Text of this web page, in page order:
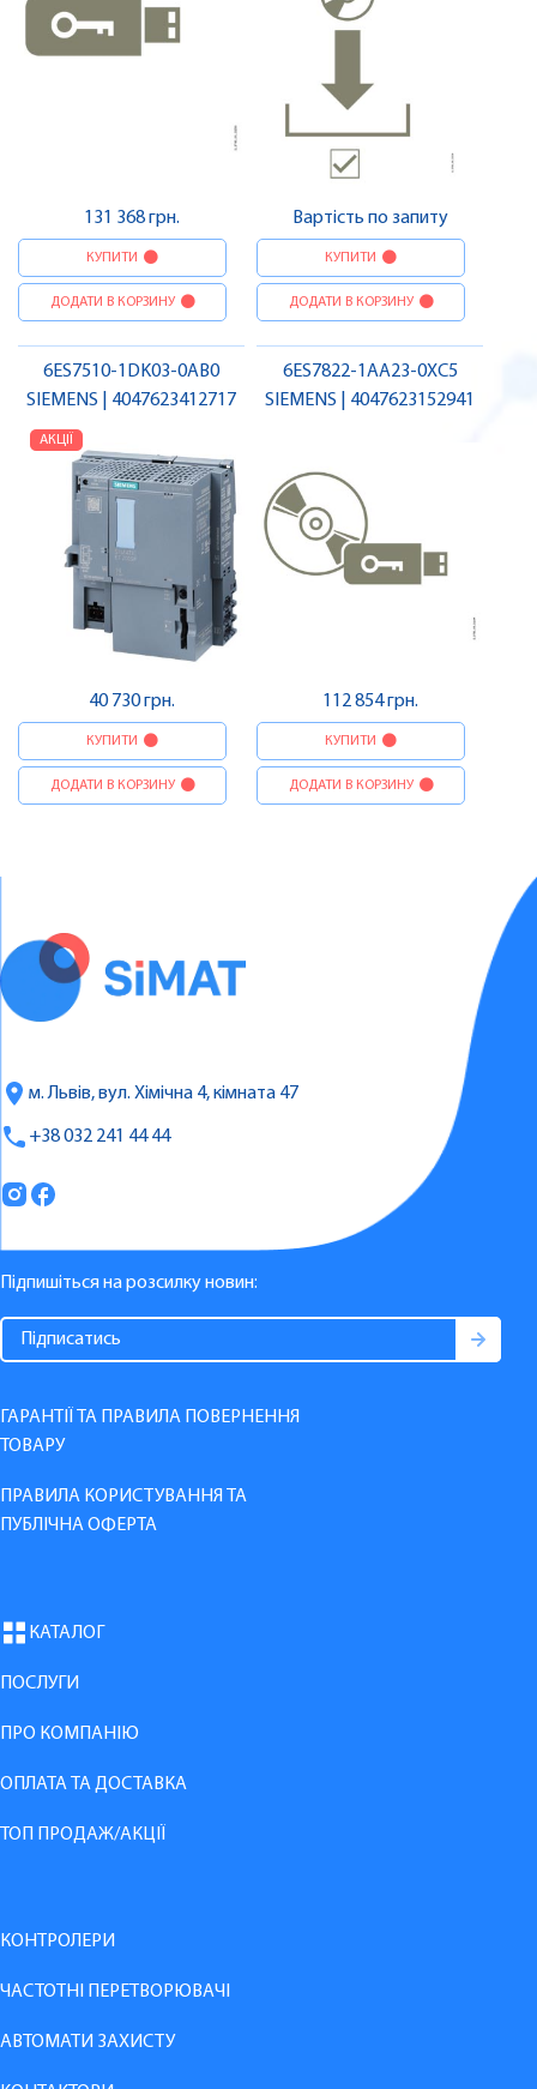
131 368 грн.
КУПИТИ
ДОДАТИ В КОРЗИНУ
Вартість по запиту
КУПИТИ
ДОДАТИ В КОРЗИНУ
6ES7510-1DK03-0AB0
SIEMENS | 4047623412717
АКЦІЇ
40 730 грн.
КУПИТИ
ДОДАТИ В КОРЗИНУ
6ES7822-1AA23-0XC5
SIEMENS | 4047623152941
112 854 грн.
КУПИТИ
ДОДАТИ В КОРЗИНУ
м. Львів, вул. Хімічна 4, кімната 47
+38 032 241 44 44
Підпишіться на розсилку новин:
ГАРАНТІЇ ТА ПРАВИЛА ПОВЕРНЕННЯ
ТОВАРУ
ПРАВИЛА КОРИСТУВАННЯ ТА
ПУБЛІЧНА ОФЕРТА
КАТАЛОГ
ПОСЛУГИ
ПРО КОМПАНІЮ
ОПЛАТА ТА ДОСТАВКА
ТОП ПРОДАЖ/АКЦІЇ
КОНТРОЛЕРИ
ЧАСТОТНІ ПЕРЕТВОРЮВАЧІ
АВТОМАТИ ЗАХИСТУ